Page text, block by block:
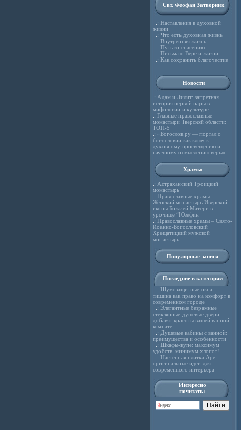
Свт. Феофан Затворник
.: Наставления в духовной
жизни
.: Что есть духовная жизнь
.: Внутренняя жизнь
.: Путь ко спасению
.: Письма о Вере и жизни
.: Как сохранить благочестие
Новости
.: Адам и Лилит: запретная
история первой пары в
мифологии и культуре
.: Главные православные
монастыри Тверской области:
ТОП-5
.: «Богослов.ру — портал о
богословии как ключ к
духовному просвещению и
научному осмыслению веры»
Храмы
.: Астраханский Троицкий
монастырь
.: Православные храмы –
Женский монастырь Иверской
иконы Божией Матери в
урочище “Юзефин
.: Православные храмы – Свято-
Иоанно-Богословский
Хрещатицкий мужской
монастырь
Популярные записи
Последние в категории
.: Шумозащитные окна:
тишина как право на комфорт в
современном городе
.: Элегантные безрамные
стеклянные душевые двери
добавят красоты вашей ванной
комнате
.: Душевые кабины с ванной:
преимущества и особенности
.: Шкафы-купе: максимум
удобств, минимум хлопот!
.: Настенная плитка Ape –
оригинальные идеи для
современного интерьера
Интересно
почитать: